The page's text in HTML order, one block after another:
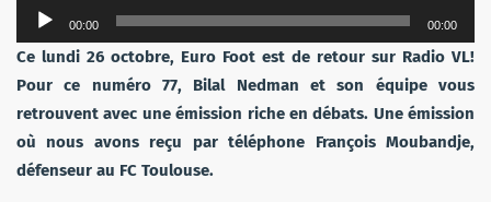
Lecteur
audio
00:00 00:00
Ce lundi 26 octobre, Euro Foot est de retour sur Radio VL!
Pour ce numéro 77, Bilal Nedman et son équipe vous
retrouvent avec une émission riche en débats. Une émission
où nous avons reçu par téléphone François Moubandje,
défenseur au FC Toulouse.